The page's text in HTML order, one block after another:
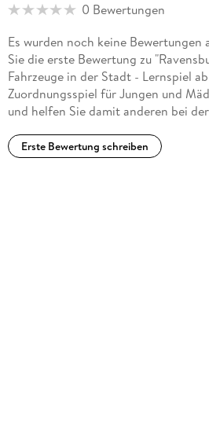
0 Bewertungen
Es wurden noch keine Bewertungen
Sie die erste Bewertung zu
Fahrzeuge in der Stadt - Lernspiel
Zuordnungsspiel für Jungen und
und helfen Sie damit anderen bei
Erste Bewertung schreiben